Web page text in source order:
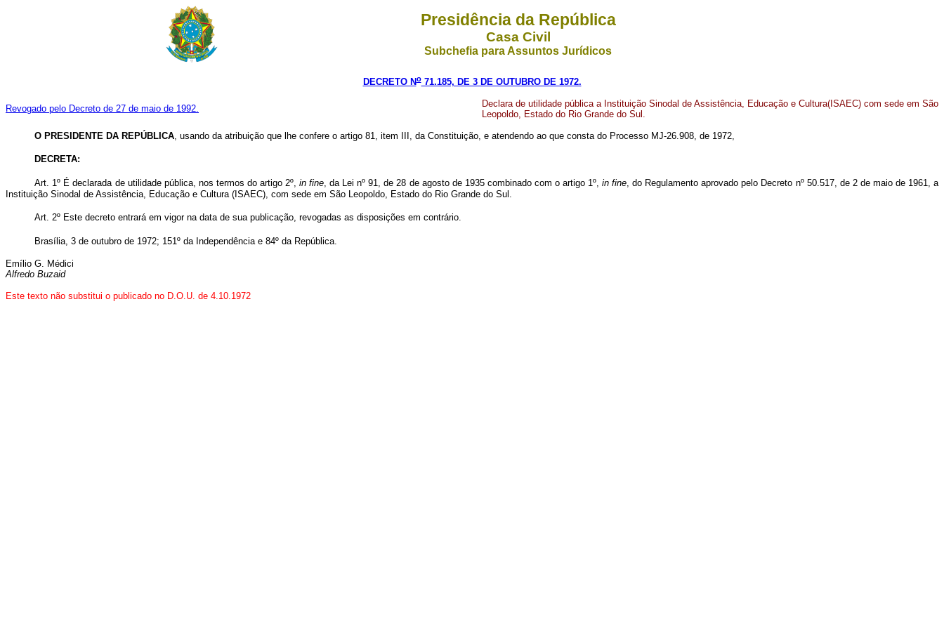
Presidência da República
Casa Civil
Subchefia para Assuntos Jurídicos
DECRETO No71.185, DE 3 DE OUTUBRO DE 1972.
Revogado pelo Decreto de 27 de maio de 1992.
Declara de utilidade pública a Instituição Sinodal de Assistência, Educação e Cultura(ISAEC) com sede em São
Leopoldo, Estado do Rio Grande do Sul.
O PRESIDENTE DA REPÚBLICA, usando da atribuição que lhe confere o artigo 81, item III, da Constituição, e atendendo ao que consta do Processo MJ-26.908, de 1972,
DECRETA:
Art. 1º É declarada de utilidade pública, nos termos do artigo 2º, in fine, da Lei nº 91, de 28 de agosto de 1935 combinado com o artigo 1º,in fine, do Regulamento aprovado pelo Decreto nº 50.517, de 2 de maio de 1961, a
Instituição Sinodal de Assistência, Educação e Cultura (ISAEC), com sede em São Leopoldo, Estado do Rio Grande do Sul.
Art. 2º Este decreto entrará em vigor na data de sua publicação, revogadas as disposições em contrário.
Brasília, 3 de outubro de 1972; 151º da Independência e 84º da República.
Emílio G. Médici
Alfredo Buzaid
Este texto não substitui o publicado no D.O.U. de 4.10.1972